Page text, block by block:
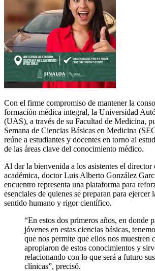
Con el firme compromiso de mantener la
formación médica integral, la Universidad
(UAS), a través de su Facultad de Medicina,
Semana de Ciencias Básicas en Medicina
reúne a estudiantes y docentes en torno al
de las áreas clave del conocimiento médico.
Al dar la bienvenida a los asistentes el director
académica, doctor Luis Alberto González
encuentro representa una plataforma para
esenciales de quienes se preparan para ejercer
sentido humano y rigor científico.
“En estos dos primeros años, en donde
jóvenes en estas ciencias básicas,
que nos permite que ellos nos muestren
apropiaron de estos conocimientos y
relacionando con lo que será a futuro
clínicas”, precisó.